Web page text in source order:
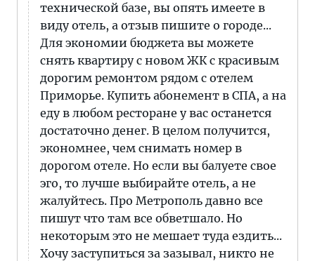
технической базе, вы опять имеете в
виду отель, а отзыв пишите о городе...
Для экономии бюджета вы можете
снять квартиру с новом ЖК с красивым
дорогим ремонтом рядом с отелем
Приморье. Купить абонемент в СПА, а на
еду в любом ресторане у вас останется
достаточно денег. В целом получится,
экономнее, чем снимать номер в
дорогом отеле. Но если вы балуете свое
эго, то лучше выбирайте отель, а не
жалуйтесь. Про Метрополь давно все
пишут что там все обветшало. Но
некоторым это не мешает туда ездить...
Хочу заступиться за зазывал, никто не